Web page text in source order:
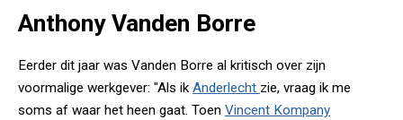
Anthony Vanden Borre
Eerder dit jaar was Vanden Borre al kritisch over zijn
voormalige werkgever: "Als ik Anderlecht zie, vraag ik me
soms af waar het heen gaat. Toen Vincent Kompany